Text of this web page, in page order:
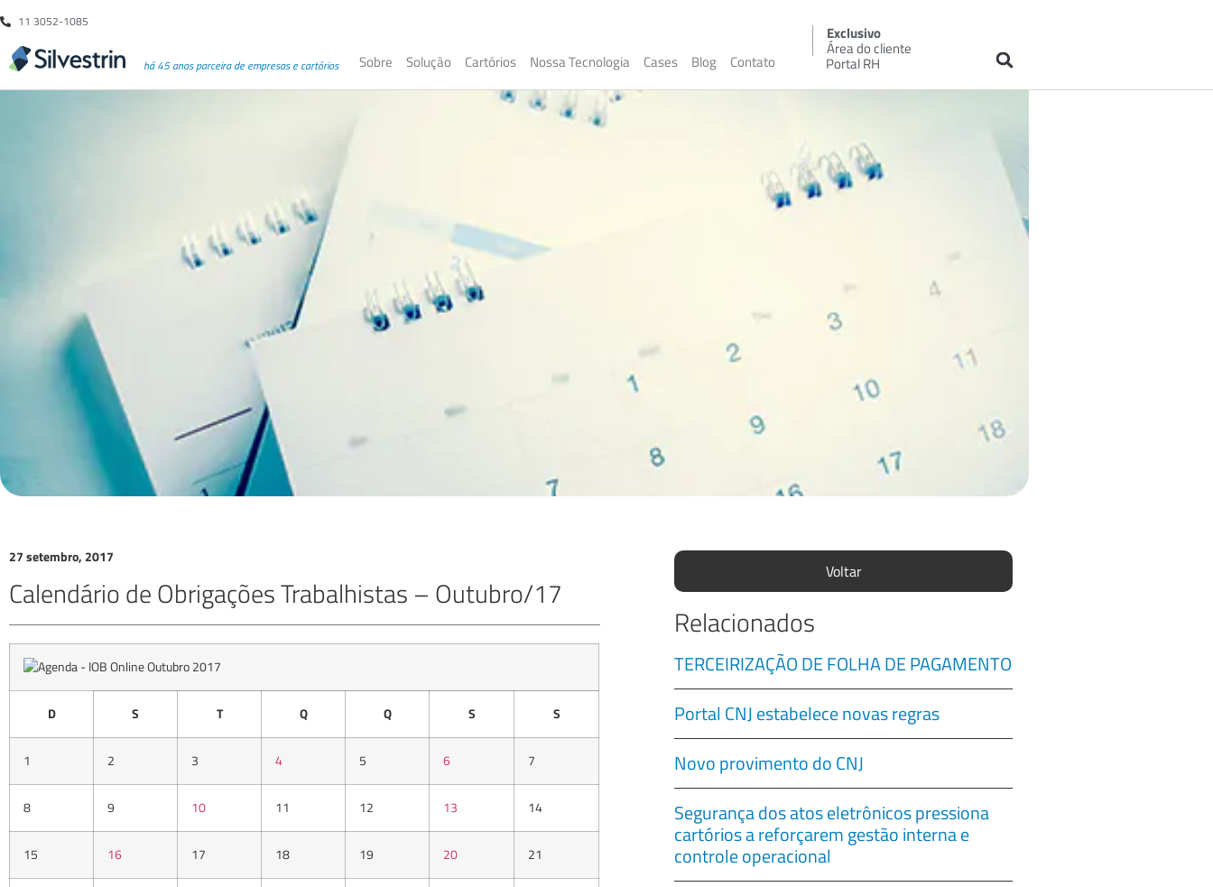
11 3052-1085
há 45 anos parceira de empresas e cartórios Sobre Solução Cartórios Nossa Tecnologia Cases Blog Contato
Exclusivo
Área do cliente
Portal RH
27 setembro, 2017
Calendário de Obrigações Trabalhistas – Outubro/17
Outubro 2017
D S T Q Q S S
1 2 3 4 5 6 7
8 9 10 11 12 13 14
15 16 17 18 19 20 21
Voltar
Relacionados
TERCEIRIZAÇÃO DE FOLHA DE PAGAMENTO
Portal CNJ estabelece novas regras
Novo provimento do CNJ
Segurança dos atos eletrônicos pressiona
cartórios a reforçarem gestão interna e
controle operacional